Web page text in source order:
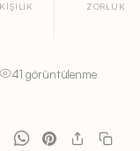
KIŞILIK ZORLUK
41 görüntülenme